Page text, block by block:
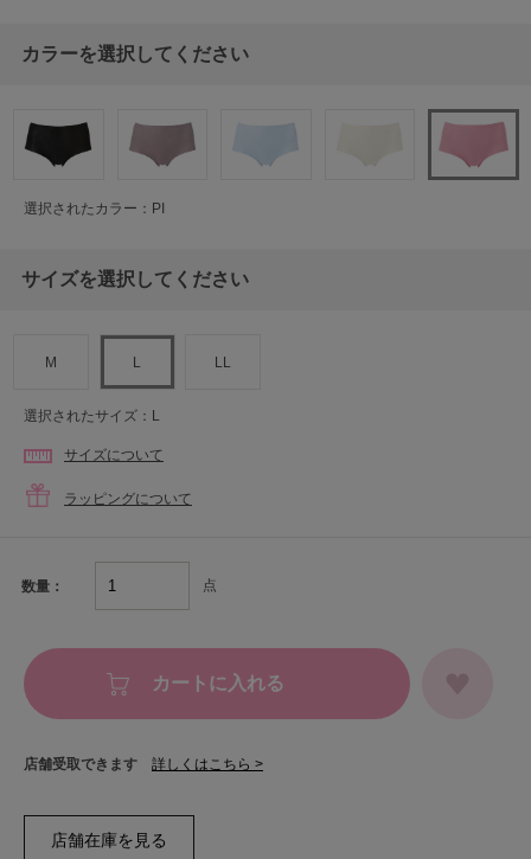
カラーを選択してください
選択されたカラー：PI
サイズを選択してください
M L LL
選択されたサイズ：L
サイズについて
ラッピングについて
数量： 点
カートに入れる
店舗受取できます 詳しくはこちら >